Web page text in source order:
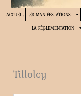
ACCUEIL LES MANIFESTATIONS
LA RÉGLEMENTATION
Tilloloy